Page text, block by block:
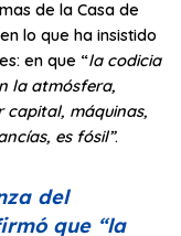
de la Casa de
lo que ha insistido
en que “la codicia
la atmósfera,
capital, máquinas,
es fósil”.
del
que “la